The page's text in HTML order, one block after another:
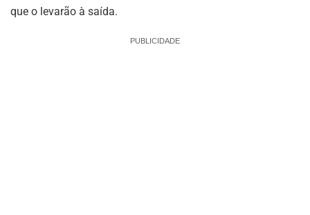
que o levarão à saída.
PUBLICIDADE